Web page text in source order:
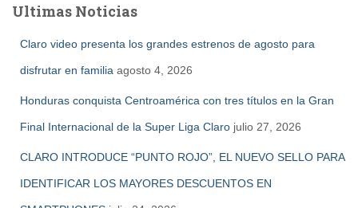
rUltimas Noticias
Claro video presenta los grandes estrenos de agosto para
disfrutar en familia agosto 4, 2026
Honduras conquista Centroamérica con tres títulos en la Gran
Final Internacional de la Super Liga Claro julio 27, 2026
CLARO INTRODUCE “PUNTO ROJO”, EL NUEVO SELLO PARA
IDENTIFICAR LOS MAYORES DESCUENTOS EN